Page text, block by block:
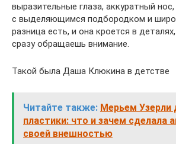
выразительные глаза, аккуратный
с выделяющимся подбородком и
разница есть, и она кроется в
сразу обращаешь внимание.
Такой была Даша Клюкина в детстве
Читайте также: Мерьем Узерли
пластики: что и зачем сделала
своей внешностью